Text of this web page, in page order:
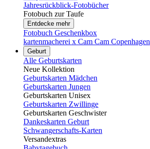
Jahresrückblick-Fotobücher
Fotobuch zur Taufe
Entdecke mehr
Fotobuch Geschenkbox
kartenmacherei x Cam Cam Copenhagen
Geburt
Alle Geburtskarten
Neue Kollektion
Geburtskarten Mädchen
Geburtskarten Jungen
Geburtskarten Unisex
Geburtskarten Zwillinge
Geburtskarten Geschwister
Dankeskarten Geburt
Schwangerschafts-Karten
Versandextras